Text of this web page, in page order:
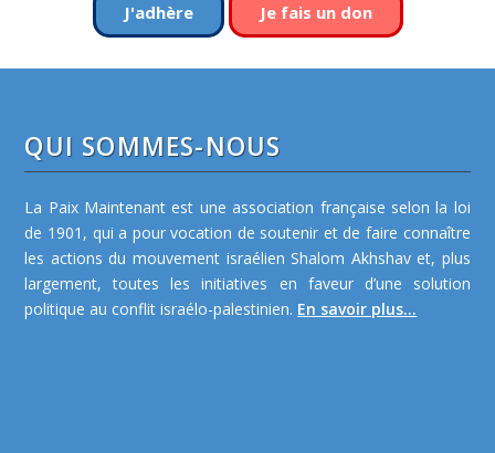
J'adhère Je fais un don
QUI SOMMES-NOUS
La Paix Maintenant est une association française selon la loi
de 1901, qui a pour vocation de soutenir et de faire connaître
les actions du mouvement israélien Shalom Akhshav et, plus
largement, toutes les initiatives en faveur d’une solution
politique au conflit israélo-palestinien. En savoir plus...